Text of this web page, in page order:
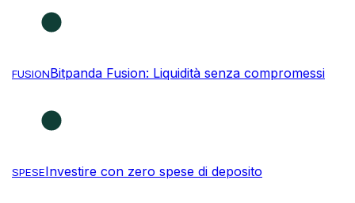
FUSIONBitpanda Fusion: Liquidità senza compromessi
SPESEInvestire con zero spese di deposito